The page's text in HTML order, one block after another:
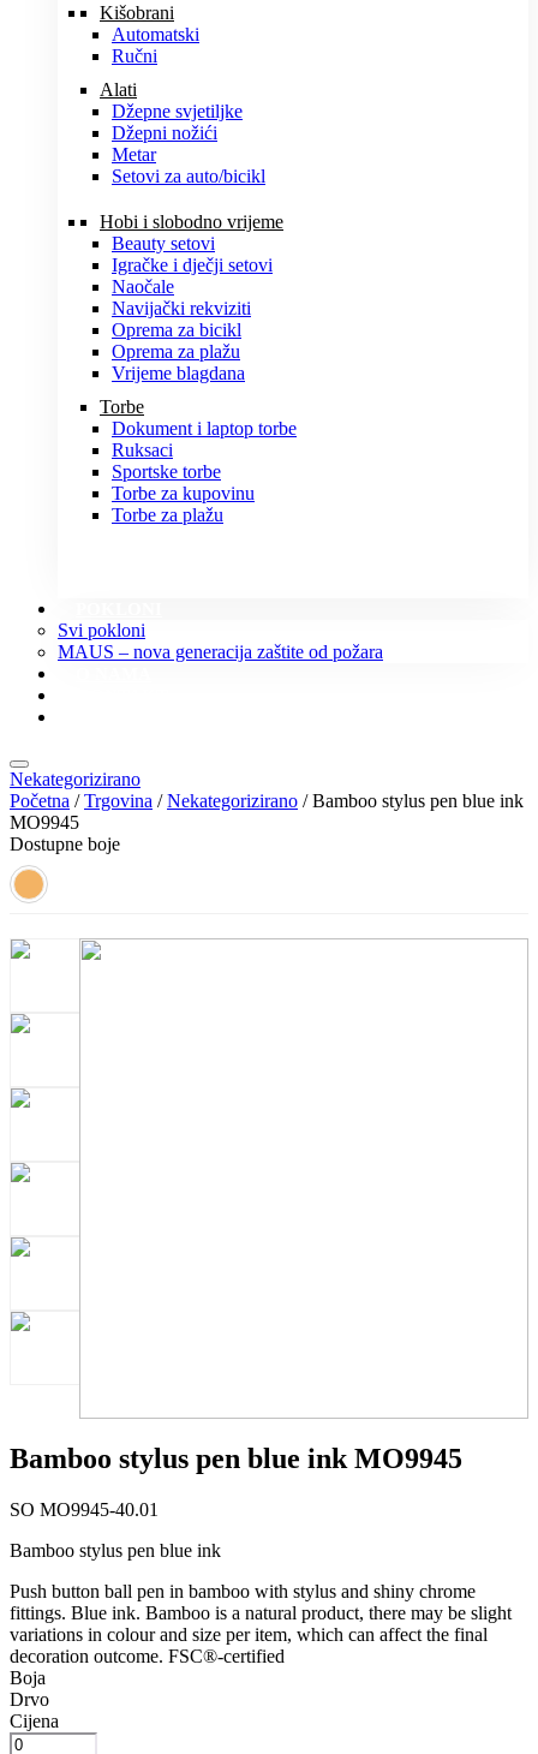
Kišobrani
Automatski
Ručni
Alati
Džepne svjetiljke
Džepni nožići
Metar
Setovi za auto/bicikl
Hobi i slobodno vrijeme
Beauty setovi
Igračke i dječji setovi
Naočale
Navijački rekviziti
Oprema za bicikl
Oprema za plažu
Vrijeme blagdana
Torbe
Dokument i laptop torbe
Ruksaci
Sportske torbe
Torbe za kupovinu
Torbe za plažu
Svi pokloni
MAUS – nova generacija zaštite od požara
Nekategorizirano
Početna /Trgovina /Nekategorizirano / Bamboo stylus pen blue ink
MO9945
Dostupne boje
Bamboo stylus pen blue ink MO9945
SO MO9945-40.01
Bamboo stylus pen blue ink
Push button ball pen in bamboo with stylus and shiny chrome
fittings. Blue ink. Bamboo is a natural product, there may be slight
variations in colour and size per item, which can affect the final
decoration outcome. FSC®-certified
Boja
Drvo
Cijena